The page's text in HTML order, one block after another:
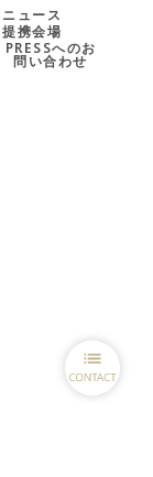
ニュース
提携会場
PRESSへのお
問い合わせ